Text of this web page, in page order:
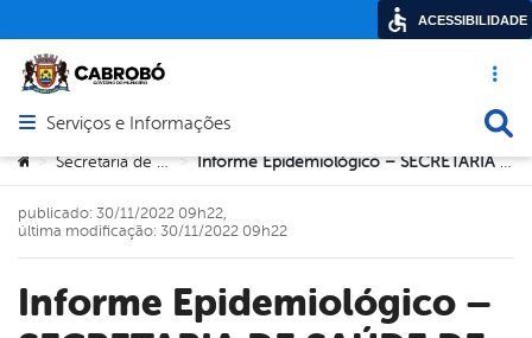
Acesso
Abrir menu principal de navegação
Serviços e Informações
Você está aqui:
> Secretaria de Saúde > Informe Epidemiológico – SECRETARIA DE SAÚDE DE CABROBÓ – 29/11/2022.
Informe Epidemiológico –
publicado: 30/11/2022 09h22,
última modificação: 30/11/2022 09h22
ACESSIBILIDADE